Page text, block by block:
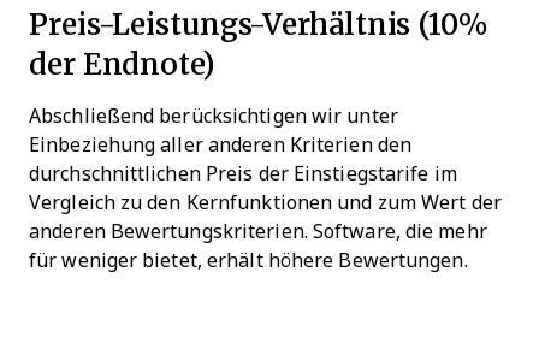
Preis-Leistungs-Verhältnis (10%
der Endnote)
Abschließend berücksichtigen wir unter
Einbeziehung aller anderen Kriterien den
durchschnittlichen Preis der Einstiegstarife im
Vergleich zu den Kernfunktionen und zum Wert der
anderen Bewertungskriterien. Software, die mehr
für weniger bietet, erhält höhere Bewertungen.